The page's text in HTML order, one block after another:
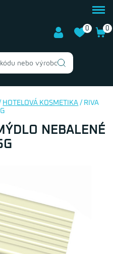
0 0
HOTELOVÁ KOSMETIKA / RIVA
NEBALENÉ